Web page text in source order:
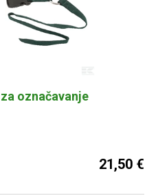
označavanje
21,50 €